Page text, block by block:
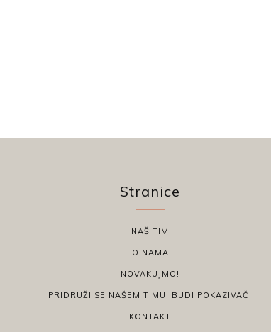
Stranice
NAŠ TIM
O NAMA
NOVAKUJMO!
PRIDRUŽI SE NAŠEM TIMU, BUDI POKAZIVAČ!
KONTAKT